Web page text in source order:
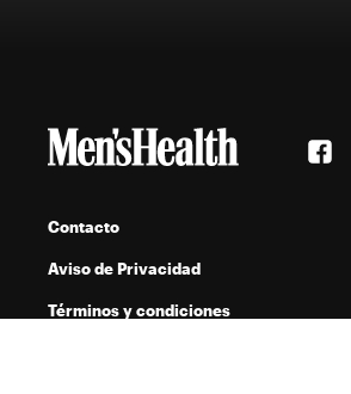
Contacto
Aviso de Privacidad
Términos y condiciones